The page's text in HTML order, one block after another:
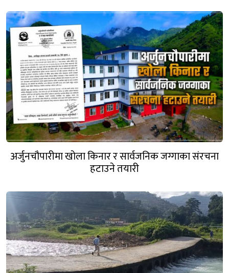
अर्जुनचौपारीमा खोला किनार र सार्वजनिक जग्गाका संरचना
हटाउने तयारी